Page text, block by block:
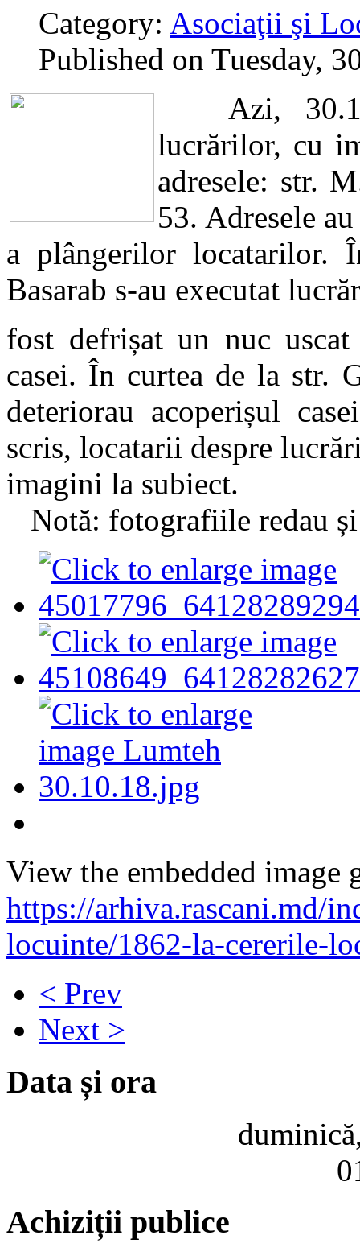
Category: Asociaţii şi
Published on Tuesday,
Azi,
lucrărilor, cu
adresele: str.
53. Adresele
a plângerilor
Basarab s-au executat
fost defrișat un nuc
casei. În curtea de la str.
deteriorau acoperișul
scris, locatarii despre
imagini la subiect.
Notă: fotografiile redau
View the embedded image
https://arhiva.rascani.md/
locuinte/1862-la-cererile-
< Prev
Next >
Data și ora
Achiziții publice